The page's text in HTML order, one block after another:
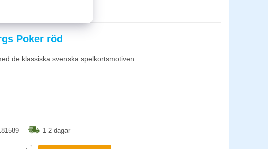
spel med kort speltid (15-30 min) som passar lektionspass, spel med
innehåll, saknade pjäser gör spelet oanvändbart. Ha gärna
Poker röd
de klassiska svenska spelkortsmotiven.
1-2 dagar